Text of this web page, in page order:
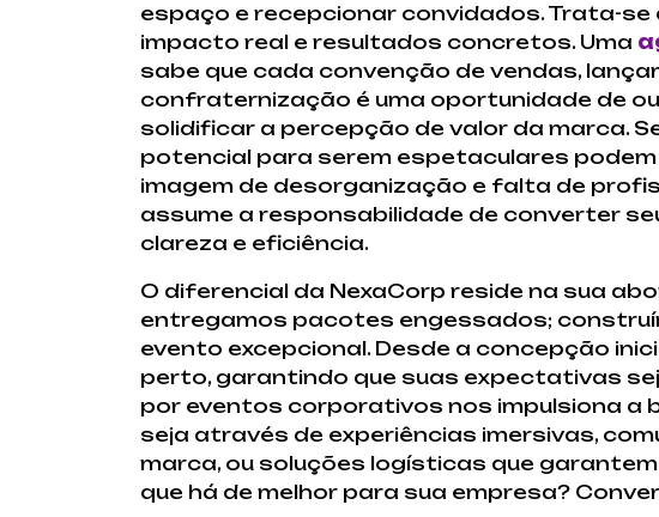
espaço e recepcionar convidados. Trata-
impacto real e resultados concretos. Uma
sabe que cada convenção de vendas,
confraternização é uma oportunidade de
solidificar a percepção de valor da marca.
potencial para serem espetaculares
imagem de desorganização e falta de
assume a responsabilidade de converter
clareza e eficiência.
O diferencial da NexaCorp reside na sua
entregamos pacotes engessados;
evento excepcional. Desde a concepção
perto, garantindo que suas expectativas
por eventos corporativos nos impulsiona a
seja através de experiências imersivas,
marca, ou soluções logísticas que
que há de melhor para sua empresa?